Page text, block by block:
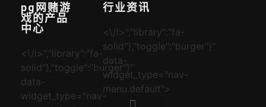
pg网赌游
戏的产品
中心
<\/i>","library":"fa-
solid"},"toggle":"burger"}"
data-
widget_type="nav-
行业资讯
<\/i>","library":"fa-
solid"},"toggle":"burger"}"
data-
widget_type="nav-
menu.default">